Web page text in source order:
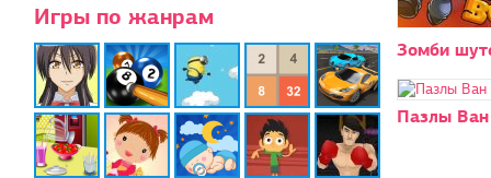
Игры по жанрам
Зомби
Пазлы